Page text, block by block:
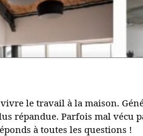
le travail à la maison.
répandue. Parfois mal vécu
à toutes les questions !